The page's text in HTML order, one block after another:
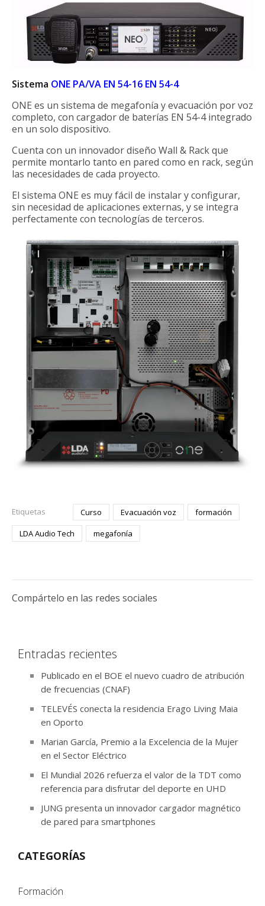
Sistema ONE PA/VA EN 54-16 EN 54-4
ONE es un sistema de megafonía y evacuación por voz
completo, con cargador de baterías EN 54-4 integrado
en un solo dispositivo.
Cuenta con un innovador diseño Wall & Rack que
permite montarlo tanto en pared como en rack, según
las necesidades de cada proyecto.
El sistema ONE es muy fácil de instalar y configurar,
sin necesidad de aplicaciones externas, y se integra
perfectamente con tecnologías de terceros.
Etiquetas Curso Evacuación voz
formación
LDA Audio Tech
megafonía
Compártelo en las redes sociales
Entradas recientes
Publicado en el BOE el nuevo cuadro de atribución
de frecuencias (CNAF)
TELEVÉS conecta la residencia Erago Living Maia
en Oporto
Marian García, Premio a la Excelencia de la Mujer
en el Sector Eléctrico
El Mundial 2026 refuerza el valor de la TDT como
referencia para disfrutar del deporte en UHD
JUNG presenta un innovador cargador magnético
de pared para smartphones
CATEGORÍAS
Formación